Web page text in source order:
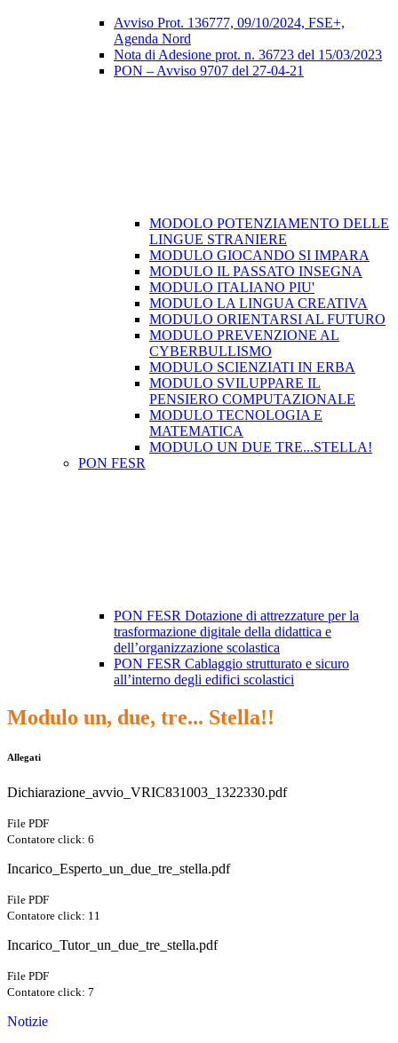
Avviso Prot. 136777, 09/10/2024, FSE+,
Agenda Nord
Nota di Adesione prot. n. 36723 del 15/03/2023
PON – Avviso 9707 del 27-04-21
MODOLO POTENZIAMENTO DELLE
LINGUE STRANIERE
MODULO GIOCANDO SI IMPARA
MODULO IL PASSATO INSEGNA
MODULO ITALIANO PIU'
MODULO LA LINGUA CREATIVA
MODULO ORIENTARSI AL FUTURO
MODULO PREVENZIONE AL
CYBERBULLISMO
MODULO SCIENZIATI IN ERBA
MODULO SVILUPPARE IL
PENSIERO COMPUTAZIONALE
MODULO TECNOLOGIA E
MATEMATICA
MODULO UN DUE TRE...STELLA!
PON FESR
PON FESR Dotazione di attrezzature per la
trasformazione digitale della didattica e
dell’organizzazione scolastica
PON FESR Cablaggio strutturato e sicuro
all’interno degli edifici scolastici
Modulo un, due, tre... Stella!!
Allegati
Dichiarazione_avvio_VRIC831003_1322330.pdf
File PDF
Contatore click: 6
Incarico_Esperto_un_due_tre_stella.pdf
File PDF
Contatore click: 11
Incarico_Tutor_un_due_tre_stella.pdf
File PDF
Contatore click: 7
Notizie